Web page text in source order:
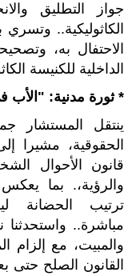
جواز التطليق
الكاثوليكية..
الاحتفال به،
الداخلية للكنيسة
* ثورة مدنية: " الأب
ينتقل المستشار
الحقوقية، مشيرا
قانون الأحوال
والرؤية،. بما
ترتيب الحضانة
مباشرة.. واستحدثنا
والمبيت، مع إلزام
القانون الصلح حتى